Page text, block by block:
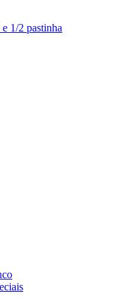
1/2 pastinha